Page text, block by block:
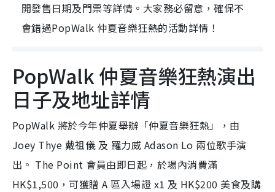
開發售日期及門票等詳情。大家務必留意，確保不
會錯過PopWalk 仲夏音樂狂熱的活動詳情！
PopWalk 仲夏音樂狂熱演出
日子及地址詳情
PopWalk 將於今年仲夏舉辦「仲夏音樂狂熱」，由
Joey Thye 戴祖儀 及 羅力威 Adason Lo 兩位歌手演
出。 The Point 會員由即日起，於場內消費滿
HK$1,500，可獲贈 A 區入場證 x1 及 HK$200 美食及購